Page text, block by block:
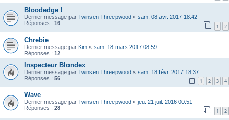
Bloodedge !
Dernier message par Twinsen Threepwood « sam. 08 avr. 2017 18:42
Réponses : 16 1 2
Chrebie
Dernier message par Kim « sam. 18 mars 2017 08:59
Réponses : 12
Inspecteur Blondex
Dernier message par Twinsen Threepwood « sam. 18 févr. 2017 18:37
Réponses : 56 1 2 3 4
Wave
Dernier message par Twinsen Threepwood « jeu. 21 juil. 2016 00:51
Réponses : 28 1 2